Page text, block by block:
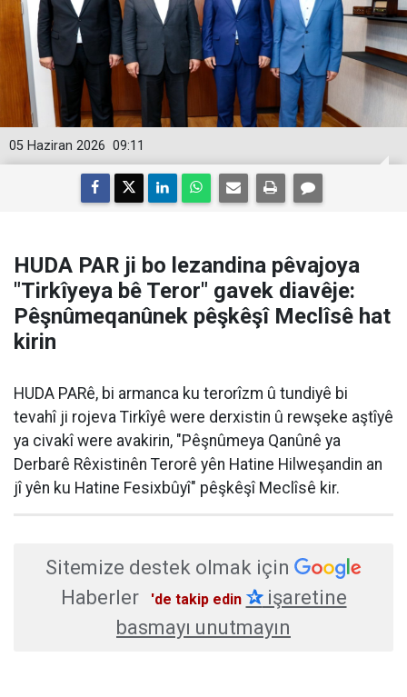
09:11
05 Haziran 2026
HUDA PAR ji bo lezandina pêvajoya
"Tirkîyeya bê Teror" gavek diavêje:
Pêşnûmeqanûnek pêşkêşî Meclîsê hat
kirin
HUDA PARê, bi armanca ku terorîzm û tundiyê bi
tevahî ji rojeva Tirkîyê were derxistin û rewşeke aştîyê
ya civakî were avakirin, "Pêşnûmeya Qanûnê ya
Derbarê Rêxistinên Terorê yên Hatine Hilweşandin an
jî yên ku Hatine Fesixbûyî" pêşkêşî Meclîsê kir.
Sitemize destek olmak için
Haberler
'de takip edin ✰işaretine
basmayı unutmayın